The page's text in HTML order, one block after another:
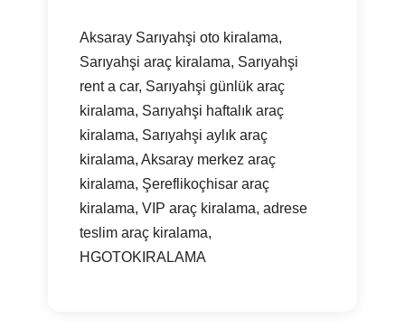
Aksaray Sarıyahşi oto kiralama,
Sarıyahşi araç kiralama, Sarıyahşi
rent a car, Sarıyahşi günlük araç
kiralama, Sarıyahşi haftalık araç
kiralama, Sarıyahşi aylık araç
kiralama, Aksaray merkez araç
kiralama, Şereflikoçhisar araç
kiralama, VIP araç kiralama, adrese
teslim araç kiralama,
HGOTOKIRALAMA